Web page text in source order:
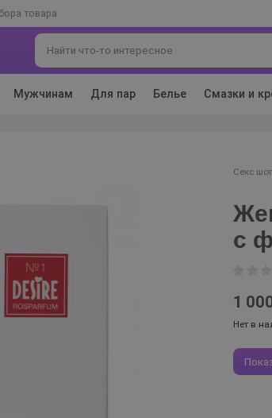
товара
Мужчинам Для пар Белье Смазки и
Секс
с
1
Нет в